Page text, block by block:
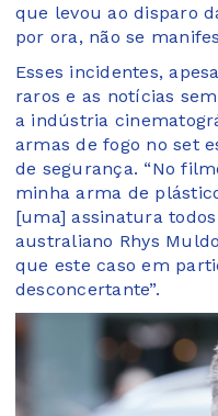
que levou ao disparo
por ora, não se
Esses incidentes,
raros e as notícias
a indústria
armas de fogo no set
de segurança. “No
minha arma de
[uma] assinatura
australiano Rhys
que este caso em
desconcertante”.